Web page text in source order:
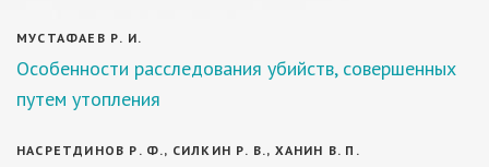
МУСТАФАЕВ Р. И.
Особенности расследования убийств, совершенных
путем утопления
НАСРЕТДИНОВ Р. Ф., СИЛКИН Р. В., ХАНИН В. П.